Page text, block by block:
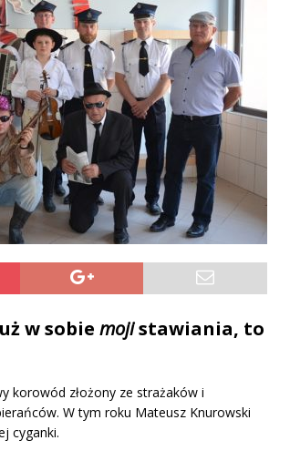
w sobie mojistawiania, to
korowód złożony ze strażaków i
W tym roku Mateusz Knurowski
cyganki.